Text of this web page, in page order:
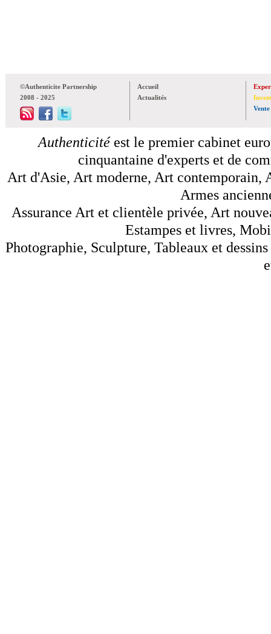
©Authenticite Partnership
2008 - 2025
Accueil
Actualités
Vente
Authenticitéest le premier cabinet
cinquantaine d'experts et de
Art d'Asie, Art moderne, Art contemporain,
Armes
Assurance Art et clientèle privée, Art
Estampes et livres,
Photographie, Sculpture, Tableaux et